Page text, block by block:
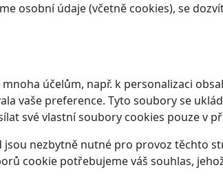
osobní údaje (včetně cookies), se
účelům, např. k personalizaci
vaše preference. Tyto soubory se
své vlastní soubory cookies pouze v
nezbytně nutné pro provoz těchto
cookie potřebujeme váš souhlas,